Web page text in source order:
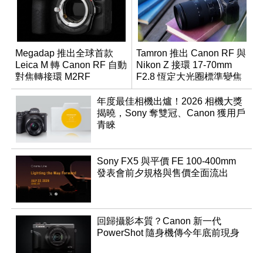
Megadap 推出全球首款
Leica M 轉 Canon RF 自動
對焦轉接環 M2RF
Tamron 推出 Canon RF 與
Nikon Z 接環 17-70mm
F2.8 恆定大光圈標準變焦
鏡
年度最佳相機出爐！2026 相機大獎
揭曉，Sony 奪雙冠、Canon 獲用戶
青睞
Sony FX5 與平價 FE 100-400mm
發表會前夕規格與售價全面流出
回歸攝影本質？Canon 新一代
PowerShot 隨身機傳今年底前現身